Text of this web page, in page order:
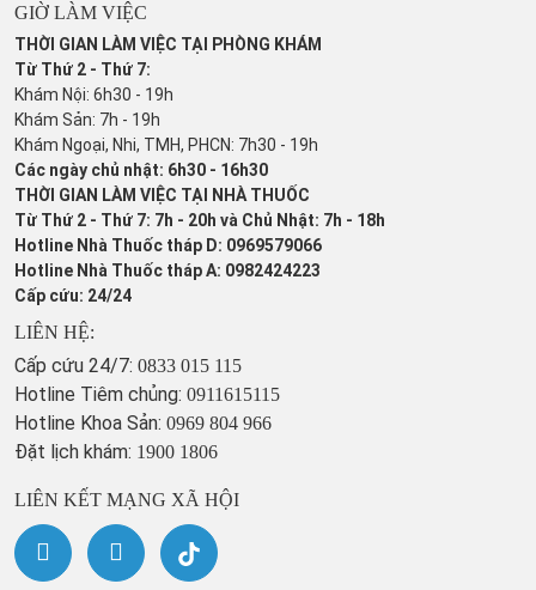
GIỜ LÀM VIỆC
THỜI GIAN LÀM VIỆC TẠI PHÒNG KHÁM
Từ Thứ 2 - Thứ 7:
Khám Nội: 6h30 - 19h
Khám Sản: 7h - 19h
Khám Ngoại, Nhi, TMH, PHCN: 7h30 - 19h
Các ngày chủ nhật: 6h30 - 16h30
THỜI GIAN LÀM VIỆC TẠI NHÀ THUỐC
Từ Thứ 2 - Thứ 7: 7h - 20h và Chủ Nhật: 7h - 18h
Hotline Nhà Thuốc tháp D: 0969579066
Hotline Nhà Thuốc tháp A: 0982424223
Cấp cứu: 24/24
LIÊN HỆ:
Cấp cứu 24/7: 0833 015 115
Hotline Tiêm chủng: 0911615115
Hotline Khoa Sản: 0969 804 966
Đặt lịch khám: 1900 1806
LIÊN KẾT MẠNG XÃ HỘI